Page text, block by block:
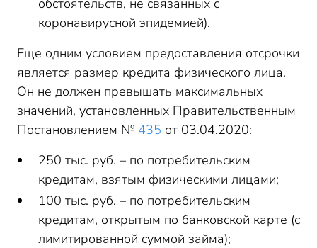
обстоятельств, не связанных с
коронавирусной эпидемией).
Еще одним условием предоставления отсрочки
является размер кредита физического лица.
Он не должен превышать максимальных
значений, установленных Правительственным
Постановлением № 435 от 03.04.2020:
250 тыс. руб. – по потребительским
кредитам, взятым физическими лицами;
100 тыс. руб. – по потребительским
кредитам, открытым по банковской карте (с
лимитированной суммой займа);